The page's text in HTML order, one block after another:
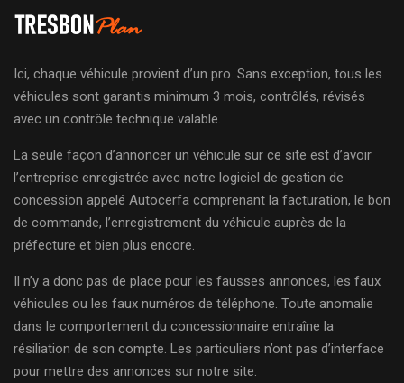
Ici, chaque véhicule provient d’un pro. Sans exception, tous les
véhicules sont garantis minimum 3 mois, contrôlés, révisés
avec un contrôle technique valable.
La seule façon d’annoncer un véhicule sur ce site est d’avoir
l’entreprise enregistrée avec notre logiciel de gestion de
concession appelé Autocerfa comprenant la facturation, le bon
de commande, l’enregistrement du véhicule auprès de la
préfecture et bien plus encore.
Il n’y a donc pas de place pour les fausses annonces, les faux
véhicules ou les faux numéros de téléphone. Toute anomalie
dans le comportement du concessionnaire entraîne la
résiliation de son compte. Les particuliers n’ont pas d’interface
pour mettre des annonces sur notre site.